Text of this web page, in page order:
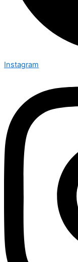
Instagram